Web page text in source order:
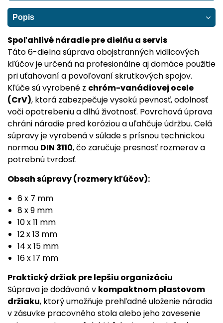
Popis
Spoľahlivé náradie pre dielňu a servis
Táto 6-dielna súprava obojstranných vidlicových
kľúčov je určená na profesionálne aj domáce použitie
pri uťahovaní a povoľovaní skrutkových spojov.
Kľúče sú vyrobené z chróm-vanádiovej ocele
(CrV), ktorá zabezpečuje vysokú pevnosť, odolnosť
voči opotrebeniu a dlhú životnosť. Povrchová úprava
chráni náradie pred koróziou a uľahčuje údržbu. Celá
súpravy je vyrobená v súlade s prísnou technickou
normou DIN 3110, čo zaručuje presnosť rozmerov a
potrebnú tvrdosť.
Obsah súpravy (rozmery kľúčov):
6 x 7 mm
8 x 9 mm
10 x 11 mm
12 x 13 mm
14 x 15 mm
16 x 17 mm
Praktický držiak pre lepšiu organizáciu
Súprava je dodávaná v kompaktnom plastovom
držiaku, ktorý umožňuje prehľadné uloženie náradia
v zásuvke pracovného stola alebo jeho zavesenie